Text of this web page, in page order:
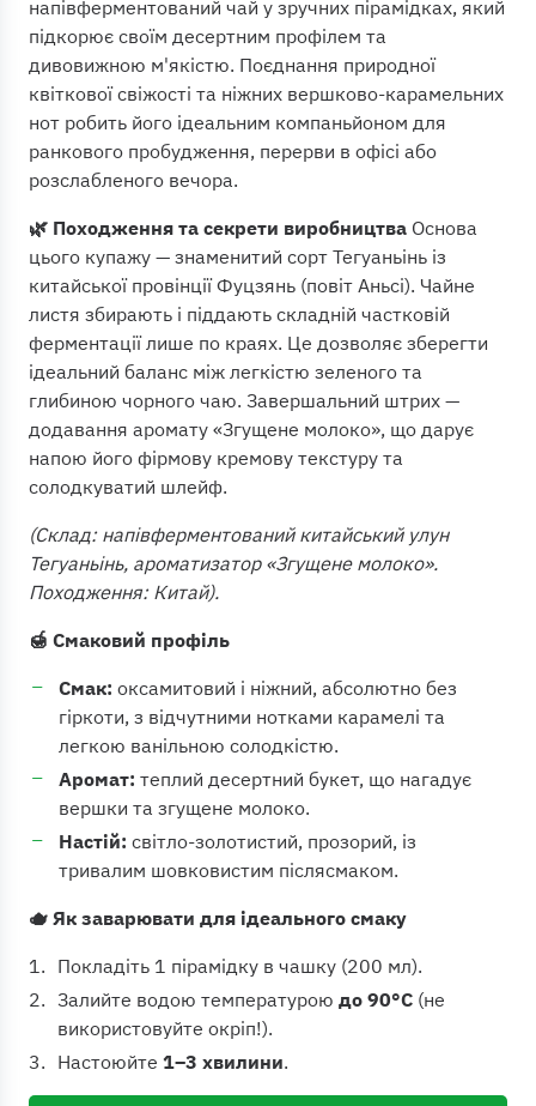
напівферментований чай у зручних пірамідках, який
підкорює своїм десертним профілем та
дивовижною м'якістю. Поєднання природної
квіткової свіжості та ніжних вершково-карамельних
нот робить його ідеальним компаньйоном для
ранкового пробудження, перерви в офісі або
розслабленого вечора.
🌿 Походження та секрети виробництва Основа
цього купажу — знаменитий сорт Тегуаньінь із
китайської провінції Фуцзянь (повіт Аньсі). Чайне
листя збирають і піддають складній частковій
ферментації лише по краях. Це дозволяє зберегти
ідеальний баланс між легкістю зеленого та
глибиною чорного чаю. Завершальний штрих —
додавання аромату «Згущене молоко», що дарує
напою його фірмову кремову текстуру та
солодкуватий шлейф.
(Склад: напівферментований китайський улун
Тегуаньінь, ароматизатор «Згущене молоко».
Походження: Китай).
🍯 Смаковий профіль
Смак: оксамитовий і ніжний, абсолютно без
гіркоти, з відчутними нотками карамелі та
легкою ванільною солодкістю.
Аромат: теплий десертний букет, що нагадує
вершки та згущене молоко.
Настій: світло-золотистий, прозорий, із
тривалим шовковистим післясмаком.
🫖 Як заварювати для ідеального смаку
Покладіть 1 пірамідку в чашку (200 мл).
Залийте водою температурою до 90°C (не
використовуйте окріп!).
Настоюйте 1–3 хвилини.